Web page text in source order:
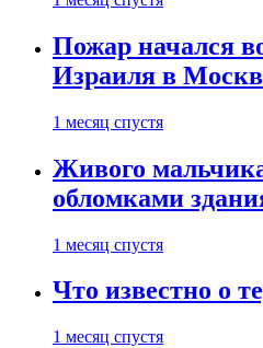
Пожар начался
Израиля в
1 месяц спустя
Живого
обломками
1 месяц спустя
Что известно о
1 месяц спустя